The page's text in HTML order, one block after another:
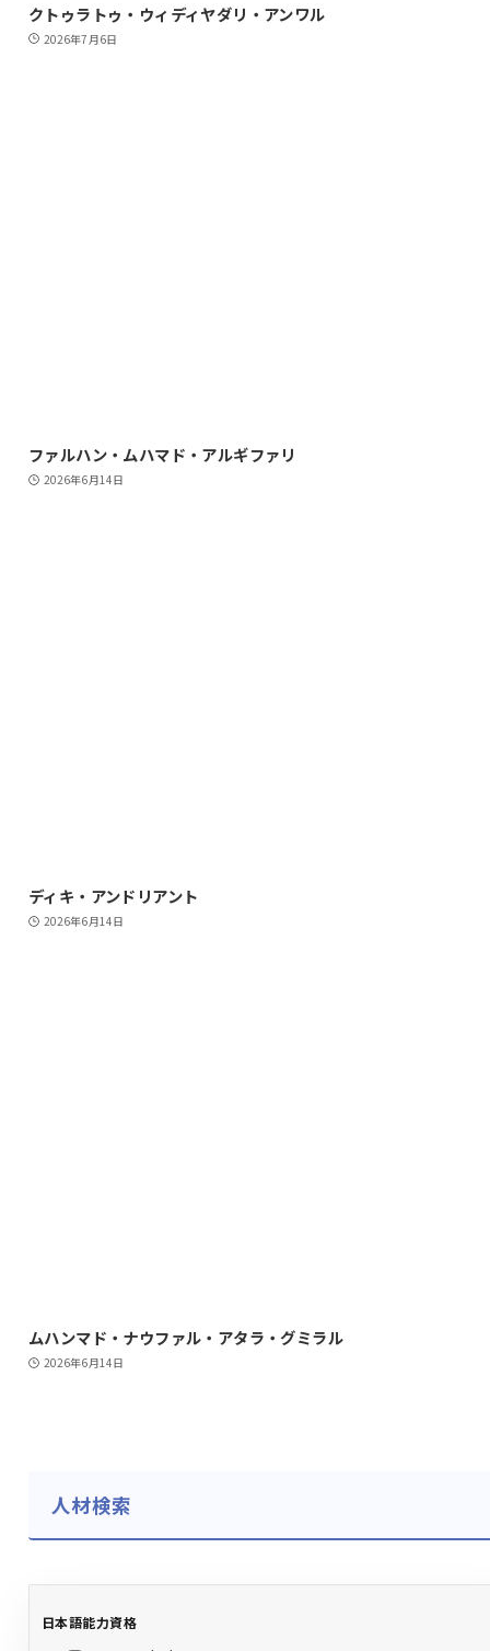
クトゥラトゥ・ウィディヤダリ・アンワル
2026年7月6日
ファルハン・ムハマド・アルギファリ
2026年6月14日
ディキ・アンドリアント
2026年6月14日
ムハンマド・ナウファル・アタラ・グミラル
2026年6月14日
人材検索
日本語能力資格